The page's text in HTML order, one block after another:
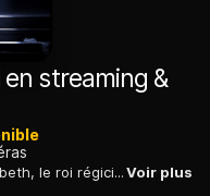
en streaming &
Après avoir fait régner la terreur, Macbeth, le roi régicide, est tué à son tour. Flanqué de sa Lady, qui l'a poussé au crime, il est condamné à errer dans le "monde d'en dessous".Voir plus